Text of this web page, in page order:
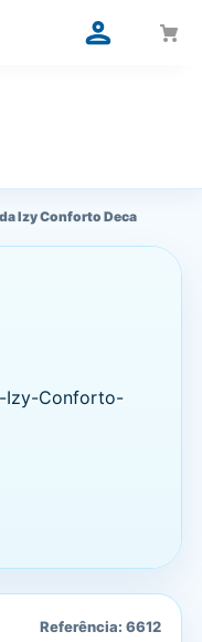
Izy Conforto Deca
Referência: 6612